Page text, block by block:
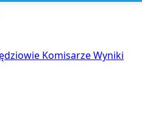
KomisarzeWyniki